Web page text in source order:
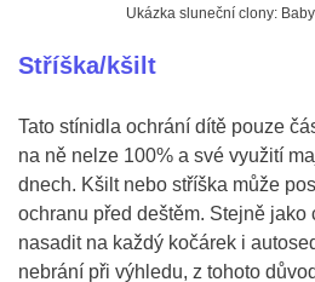
Ukázka sluneční clony:
Stříška/kšilt
Tato stínidla ochrání dítě pouze
na ně nelze 100% a své využití
dnech. Kšilt nebo stříška může
ochranu před deštěm. Stejně jako
nasadit na každý kočárek i
nebrání při výhledu, z tohoto